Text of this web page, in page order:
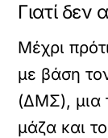
Γιατί δεν
Μέχρι
με βάση
(ΔΜΣ), μια
μάζα και